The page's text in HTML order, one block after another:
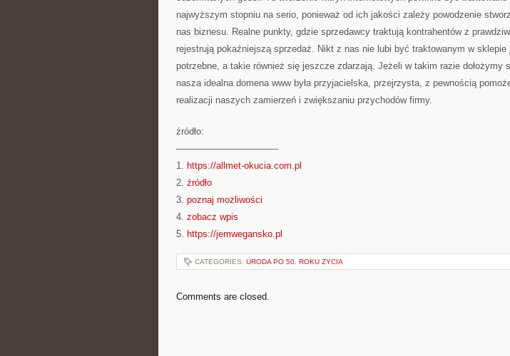
najwyższym stopniu na serio, ponieważ od ich jakości zależy powodzenie
nas biznesu. Realne punkty, gdzie sprzedawcy traktują kontrahentów z
rejestrują pokaźniejszą sprzedaż. Nikt z nas nie lubi być traktowanym w sklepie
potrzebne, a takie również się jeszcze zdarzają. Jeżeli w takim razie dołożymy
nasza idealna domena www była przyjacielska, przejrzysta, z pewnością
realizacji naszych zamierzeń i zwiększaniu przychodów firmy.
źródło:
———————————
1. https://allmet-okucia.com.pl
2. źródło
3. poznaj możliwości
4. zobacz wpis
5. https://jemwegansko.pl
CATEGORIES: URODA PO 50. ROKU ŻYCIA
Comments are closed.